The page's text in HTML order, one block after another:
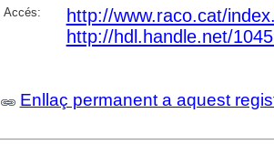
Accés:
http://www.raco.cat/
http://hdl.handle.net/
Enllaç permanent a aquest